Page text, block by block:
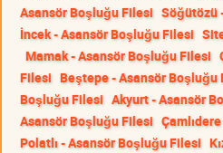
Asansör Boşluğu Filesi Söğütözü
İncek - Asansör Boşluğu Filesi
Mamak - Asansör Boşluğu Filesi
Filesi Beştepe - Asansör Boşluğu
Boşluğu Filesi Akyurt - Asansör
Asansör Boşluğu Filesi
Polatlı - Asansör Boşluğu Filesi